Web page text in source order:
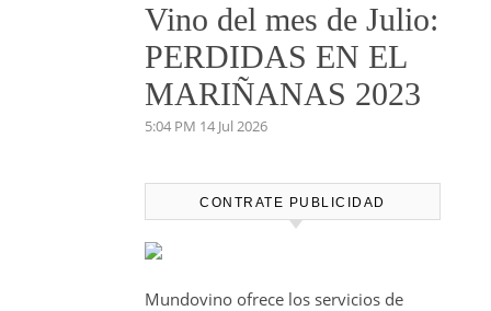
Vino del mes de Julio:
PERDIDAS EN EL
MARIÑANAS 2023
5:04 PM 14 Jul 2026
CONTRATE PUBLICIDAD
Mundovino ofrece los servicios de